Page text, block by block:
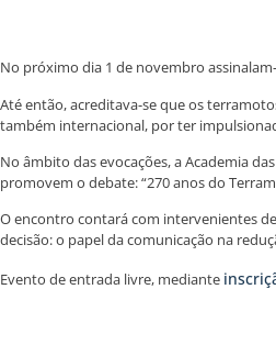
No próximo dia 1 de novembro
Até então, acreditava-se que os
também internacional, por ter
No âmbito das evocações, a Academia
promovem o debate: “270 anos do
O encontro contará com intervenientes
decisão: o papel da comunicação na
Evento de entrada livre, mediante